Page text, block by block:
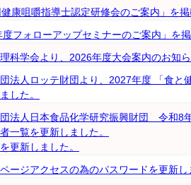
健康咀嚼指導士認定研修会のご案内」を
度フォローアップセミナーのご案内」を
理科学会より、2026年度大会案内のお知
団法人ロッテ財団より、2027年度 「食
した。
団法人日本食品化学研究振興財団 令和8
一覧を更新しました。
更新しました。
ージアクセスの為のパスワードを更新し